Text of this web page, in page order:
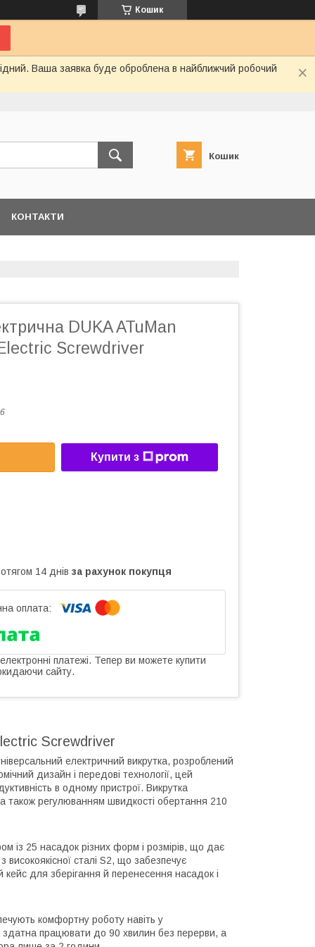
Кошик
Ваша заявка буде оброблена в найближчий робочий
Кошик
КОНТАКТИ
DUKA ATuMan
Screwdriver
Купити з
14 днів за рахунок покупця
платежі. Тепер ви можете купити
сайту.
Screwdriver
електричний викрутка, розроблений
дизайн і передові технології, цей
в одному пристрої. Викрутка
регулюванням швидкості обертання 210
із 25 насадок різних форм і розмірів, що дає
високоякісної сталі S2, що забезпечує
кейс для зберігання й перенесення насадок і
комфортну роботу навіть у
здатна працювати до 90 хвилин без перерви, а